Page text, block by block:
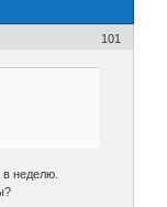
101
неделю.